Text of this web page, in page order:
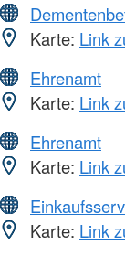
Karte: Link
Ehrenamt
Karte: Link
Ehrenamt
Karte: Link
Karte: Link